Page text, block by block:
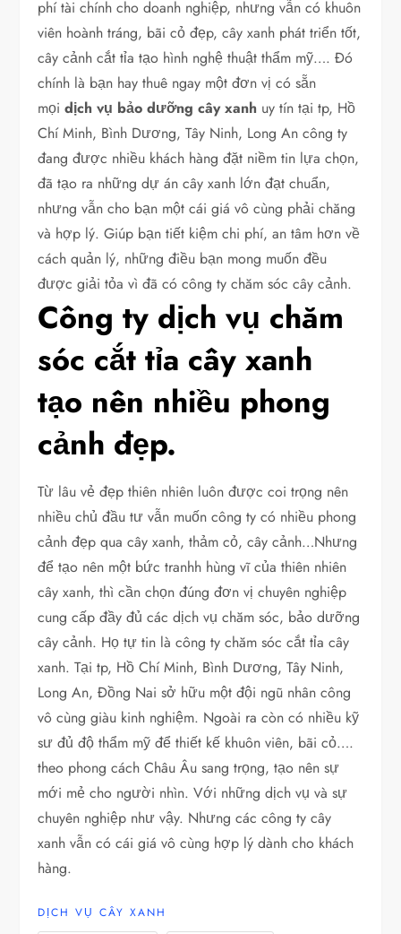
phí tài chính cho doanh nghiệp, nhưng vẫn có khuôn
viên hoành tráng, bãi cỏ đẹp, cây xanh phát triển tốt,
cây cảnh cắt tỉa tạo hình nghệ thuật thẩm mỹ…. Đó
chính là bạn hay thuê ngay một đơn vị có sẵn
mọidịch vụ bảo dưỡng cây xanh uy tín tại tp, Hồ
Chí Minh, Bình Dương, Tây Ninh, Long An công ty
đang được nhiều khách hàng đặt niềm tin lựa chọn,
đã tạo ra những dự án cây xanh lớn đạt chuẩn,
nhưng vẫn cho bạn một cái giá vô cùng phải chăng
và hợp lý. Giúp bạn tiết kiệm chi phí, an tâm hơn về
cách quản lý, những điều bạn mong muốn đều
được giải tỏa vì đã có công ty chăm sóc cây cảnh.
Công ty dịch vụ chăm
sóc cắt tỉa cây xanh
tạo nên nhiều phong
cảnh đẹp.
Từ lâu vẻ đẹp thiên nhiên luôn được coi trọng nên
nhiều chủ đầu tư vẫn muốn công ty có nhiều phong
cảnh đẹp qua cây xanh, thảm cỏ, cây cảnh…Nhưng
để tạo nên một bức tranhh hùng vĩ của thiên nhiên
cây xanh, thì cần chọn đúng đơn vị chuyên nghiệp
cung cấp đầy đủ các dịch vụ chăm sóc, bảo dưỡng
cây cảnh. Họ tự tin là công ty chăm sóc cắt tỉa cây
xanh. Tại tp, Hồ Chí Minh, Bình Dương, Tây Ninh,
Long An, Đồng Nai sở hữu một đội ngũ nhân công
vô cùng giàu kinh nghiệm. Ngoài ra còn có nhiều kỹ
sư đủ độ thẩm mỹ để thiết kế khuôn viên, bãi cỏ….
theo phong cách Châu Âu sang trọng, tạo nên sự
mới mẻ cho người nhìn. Với những dịch vụ và sự
chuyên nghiệp như vậy. Nhưng các công ty cây
xanh vẫn có cái giá vô cùng hợp lý dành cho khách
hàng.
DỊCH VỤ CÂY XANH